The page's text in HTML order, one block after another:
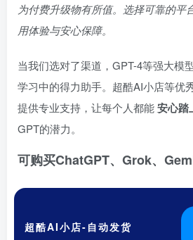
为付费升级物有所值。选择可靠的平
用体验与安心保障。
当我们选对了渠道，GPT-4等强大模
学习中的得力助手。超酷AI小店等优
提供专业支持，让每个人都能安心踏
GPT的潜力。
可购买ChatGPT、Grok、
超酷AI小店-自动发货